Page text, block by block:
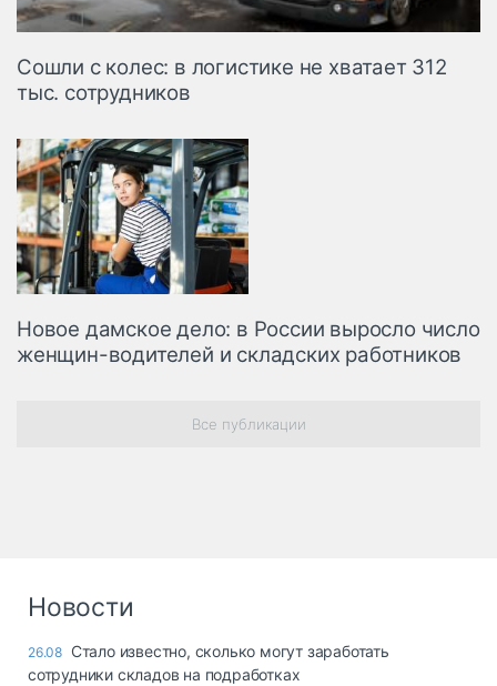
Сошли с колес: в логистике не хватает 312
тыс. сотрудников
Новое дамское дело: в России выросло число
женщин-водителей и складских работников
Все публикации
Новости
26.08 Стало известно, сколько могут заработать
сотрудники складов на подработках